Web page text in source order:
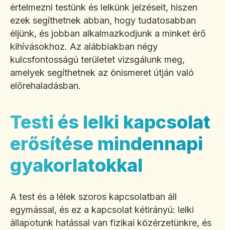
értelmezni testünk és lelkünk jelzéseit, hiszen
ezek segíthetnek abban, hogy tudatosabban
éljünk, és jobban alkalmazkodjunk a minket érő
kihívásokhoz. Az alábbiakban négy
kulcsfontosságú területet vizsgálunk meg,
amelyek segíthetnek az önismeret útján való
előrehaladásban.
Testi és lelki kapcsolat
erősítése mindennapi
gyakorlatokkal
A test és a lélek szoros kapcsolatban áll
egymással, és ez a kapcsolat kétirányú: lelki
állapotunk hatással van fizikai közérzetünkre, és